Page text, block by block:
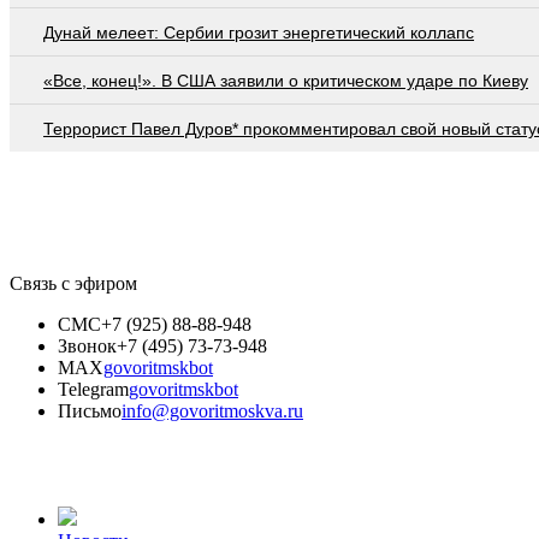
Дунай мелеет: Сербии грозит энергетический коллапс
«Все, конец!». В США заявили о критическом ударе по Киеву
Террорист Павел Дуров* прокомментировал свой новый
Связь с эфиром
СМС+7 (925) 88-88-948
Звонок+7 (495) 73-73-948
MAXgovoritmskbot
Telegramgovoritmskbot
Письмоinfo@govoritmoskva.ru